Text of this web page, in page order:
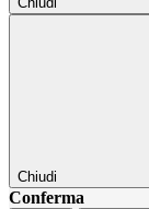
Chiudi
Conferma